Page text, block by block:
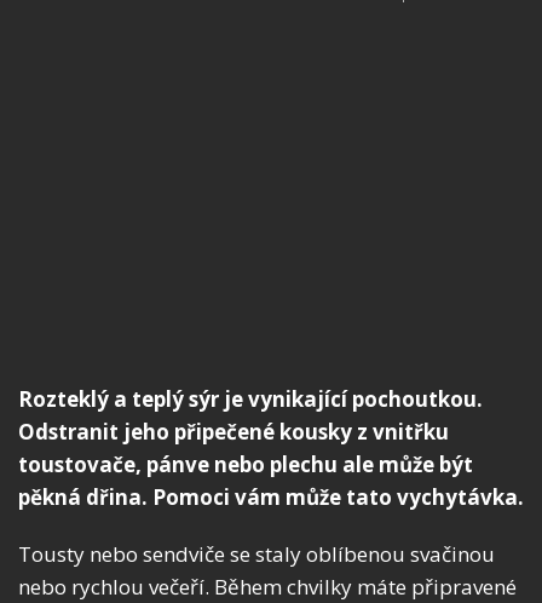
Rozteklý a teplý sýr je vynikající pochoutkou.
Odstranit jeho připečené kousky z vnitřku
toustovače, pánve nebo plechu ale může být
pěkná dřina. Pomoci vám může tato vychytávka.
Tousty nebo sendviče se staly oblíbenou svačinou
nebo rychlou večeří. Během chvilky máte připravené